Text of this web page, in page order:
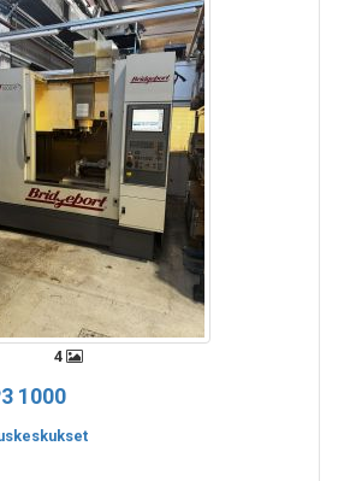
4
1000